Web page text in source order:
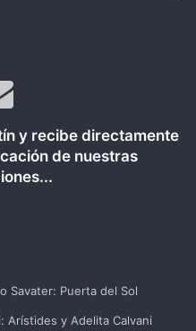
y recibe directamente
de nuestras
Savater: Puerta del Sol
Arístides y Adelita Calvani